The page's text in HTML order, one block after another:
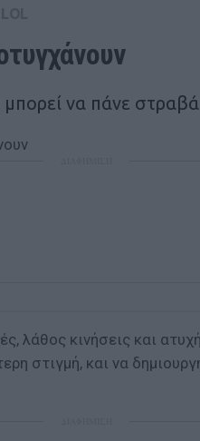
μπορεί να πάνε στραβά
λάθος κινήσεις και
στιγμή, και να